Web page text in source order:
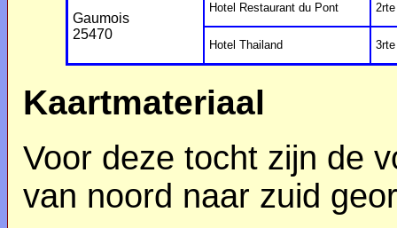
Gaumois
25470
Hotel Restaurant du Pont
Hotel Thailand
Kaartmateriaal
Voor deze tocht zijn de
van noord naar zuid